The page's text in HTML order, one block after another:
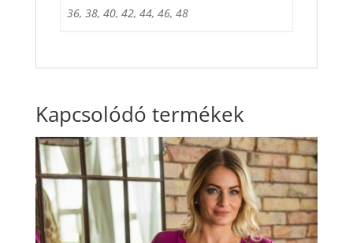
36, 38, 40, 42, 44, 46, 48
Kapcsolódó termékek